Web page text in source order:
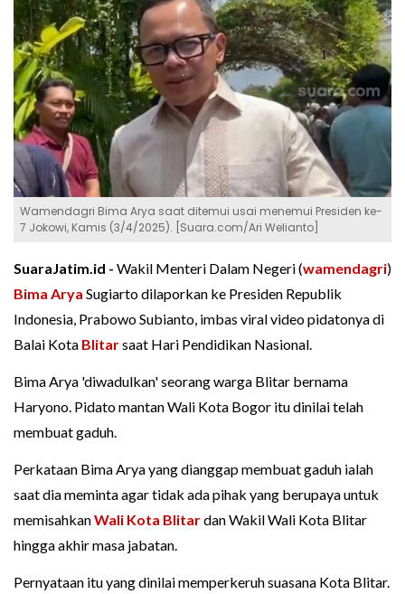
Wamendagri Bima Arya saat ditemui usai menemui Presiden ke-
7 Jokowi, Kamis (3/4/2025). [Suara.com/Ari Welianto]
SuaraJatim.id - Wakil Menteri Dalam Negeri (wamendagri)
Bima Arya Sugiarto dilaporkan ke Presiden Republik
Indonesia, Prabowo Subianto, imbas viral video pidatonya di
Balai Kota Blitarsaat Hari Pendidikan Nasional.
Bima Arya 'diwadulkan' seorang warga Blitar bernama
Haryono. Pidato mantan Wali Kota Bogor itu dinilai telah
membuat gaduh.
Perkataan Bima Arya yang dianggap membuat gaduh ialah
saat dia meminta agar tidak ada pihak yang berupaya untuk
memisahkanWali Kota Blitardan Wakil Wali Kota Blitar
hingga akhir masa jabatan.
Pernyataan itu yang dinilai memperkeruh suasana Kota Blitar.